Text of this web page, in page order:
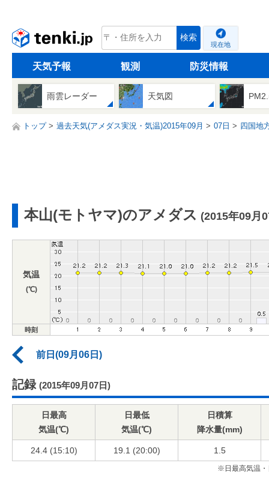
tenki.jp 検索
現在地
天気予報 観測 防災情報
雨雲レーダー 天気図
トップ 過去天気(アメダス実況・気温)2015年09月 07日 四国地
本山(モトヤマ)のアメダス (2015年09月
気温
(℃)
時刻
前日(09月06日)
記録 (2015年09月07日)
日最高
気温(℃)
日最低
気温(℃)
日積算
降水量(mm)
24.4 (15:10) 19.1 (20:00) 1.5
※日最高気温・